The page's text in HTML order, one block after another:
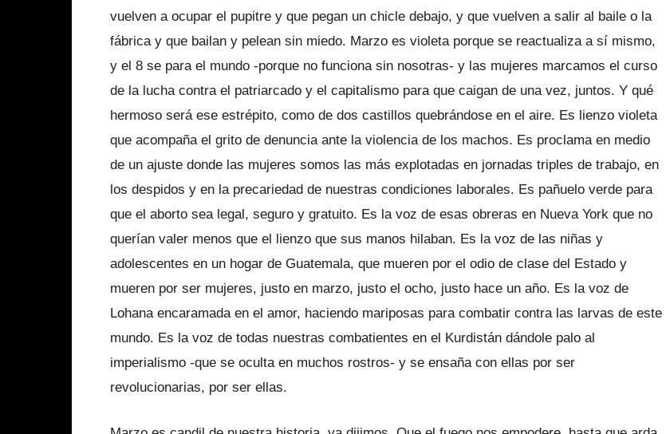
vuelven a ocupar el pupitre y que pegan un chicle debajo, y que vuelven a salir al baile o la
fábrica y que bailan y pelean sin miedo. Marzo es violeta porque se reactualiza a sí mismo,
y el 8 se para el mundo -porque no funciona sin nosotras- y las mujeres marcamos el curso
de la lucha contra el patriarcado y el capitalismo para que caigan de una vez, juntos. Y qué
hermoso será ese estrépito, como de dos castillos quebrándose en el aire. Es lienzo violeta
que acompaña el grito de denuncia ante la violencia de los machos. Es proclama en medio
de un ajuste donde las mujeres somos las más explotadas en jornadas triples de trabajo, en
los despidos y en la precariedad de nuestras condiciones laborales. Es pañuelo verde para
que el aborto sea legal, seguro y gratuito. Es la voz de esas obreras en Nueva York que no
querían valer menos que el lienzo que sus manos hilaban. Es la voz de las niñas y
adolescentes en un hogar de Guatemala, que mueren por el odio de clase del Estado y
mueren por ser mujeres, justo en marzo, justo el ocho, justo hace un año. Es la voz de
Lohana encaramada en el amor, haciendo mariposas para combatir contra las larvas de este
mundo. Es la voz de todas nuestras combatientes en el Kurdistán dándole palo al
imperialismo -que se oculta en muchos rostros- y se ensaña con ellas por ser
revolucionarias, por ser ellas.